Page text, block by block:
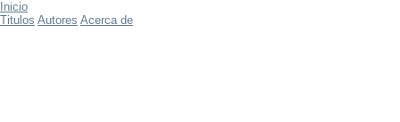
Inicio
Titulos Autores Acerca de